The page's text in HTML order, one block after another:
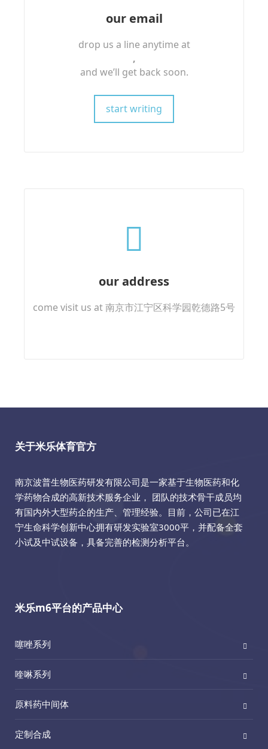
our email
drop us a line anytime at
,
and we’ll get back soon.
start writing
our address
come visit us at 南京市江宁区科学园乾德路5号
关于米乐体育官方
南京波普生物医药研发有限公司是一家基于生物医药和化
学药物合成的高新技术服务企业， 团队的技术骨干成员均
有国内外大型药企的生产、管理经验。目前，公司已在江
宁生命科学创新中心拥有研发实验室3000平，并配备全套
小试及中试设备，具备完善的检测分析平台。
米乐m6平台的产品中心
噻唑系列
喹啉系列
原料药中间体
定制合成